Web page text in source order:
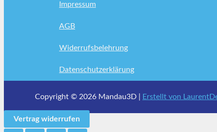
Impressum
AGB
Widerrufsbelehrung
Datenschutzerklärung
Copyright © 2026 Mandau3D | Erstellt von
Vertrag widerrufen